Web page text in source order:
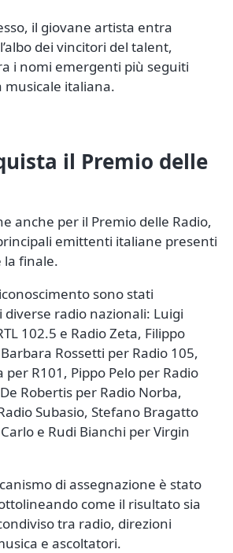
il giovane artista entra
dei vincitori del talent,
i nomi emergenti più seguiti
musicale italiana.
il Premio delle
anche per il Premio delle Radio,
emittenti italiane presenti
la finale.
sono stati
radio nazionali: Luigi
102.5 e Radio Zeta, Filippo
Rossetti per Radio 105,
per R101, Pippo Pelo per Radio
Robertis per Radio Norba,
Subasio, Stefano Bragatto
e Rudi Bianchi per Virgin
di assegnazione è stato
come il risultato sia
tra radio, direzioni
e ascoltatori.